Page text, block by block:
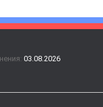
03.08.2026